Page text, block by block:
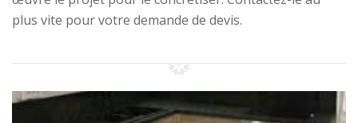
plus vite pour votre demande de devis.